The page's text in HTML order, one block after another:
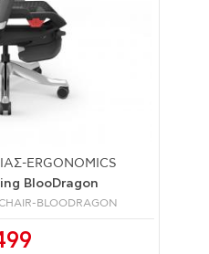
ERGONOMICS
BlooDragon
BLOODRAGON